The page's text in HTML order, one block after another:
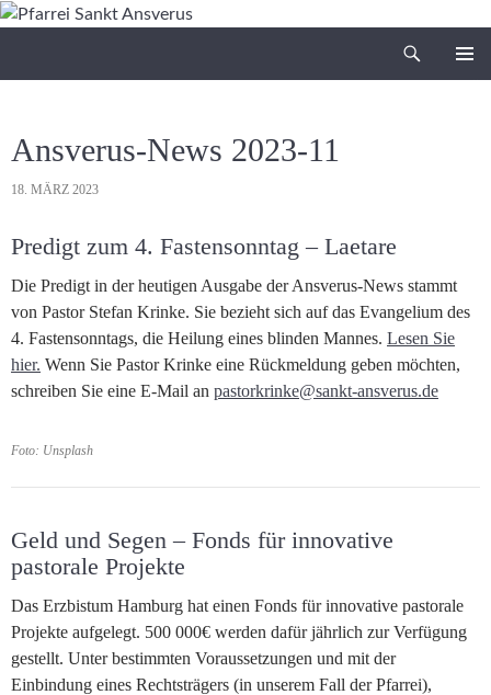
Zum
Ansverus-News 2023-11
18. MÄRZ 2023
Predigt zum 4. Fastensonntag – Laetare
Die Predigt in der heutigen Ausgabe der Ansverus-News stammt
von Pastor Stefan Krinke. Sie bezieht sich auf das Evangelium des
4. Fastensonntags, die Heilung eines blinden Mannes. Lesen Sie
hier. Wenn Sie Pastor Krinke eine Rückmeldung geben möchten,
schreiben Sie eine E-Mail an pastorkrinke@sankt-ansverus.de
Foto: Unsplash
Geld und Segen – Fonds für innovative
pastorale Projekte
Das Erzbistum Hamburg hat einen Fonds für innovative pastorale
Projekte aufgelegt. 500 000€ werden dafür jährlich zur Verfügung
gestellt. Unter bestimmten Voraussetzungen und mit der
Einbindung eines Rechtsträgers (in unserem Fall der Pfarrei),